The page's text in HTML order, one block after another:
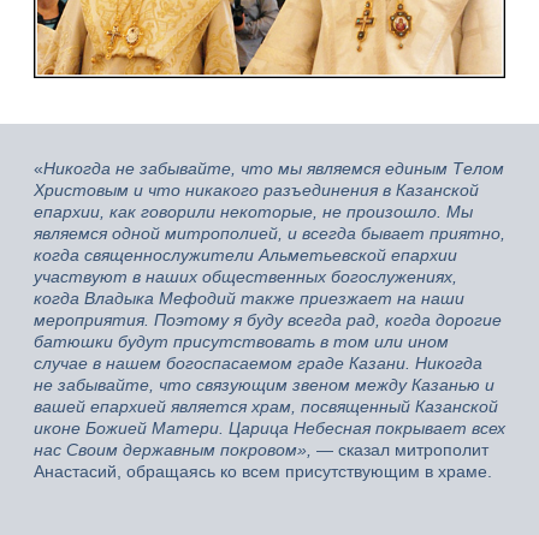
«Никогда не забывайте, что мы являемся единым Телом
Христовым и что никакого разъединения в Казанской
епархии, как говорили некоторые, не произошло. Мы
являемся одной митрополией, и всегда бывает приятно,
когда священнослужители Альметьевской епархии
участвуют в наших общественных богослужениях,
когда Владыка Мефодий также приезжает на наши
мероприятия. Поэтому я буду всегда рад, когда дорогие
батюшки будут присутствовать в том или ином
случае в нашем богоспасаемом граде Казани. Никогда
не забывайте, что связующим звеном между Казанью и
вашей епархией является храм, посвященный Казанской
иконе Божией Матери. Царица Небесная покрывает всех
нас Своим державным покровом», — сказал митрополит
Анастасий, обращаясь ко всем присутствующим в храме.